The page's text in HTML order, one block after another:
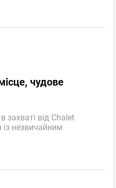
чудове
від Chalet
незвичайним